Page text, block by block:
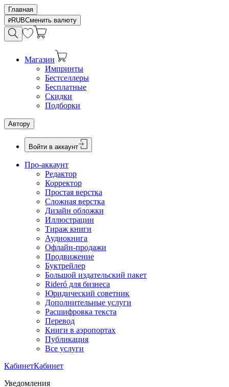
Главная
RUBСменить валюту
Магазин
Импринты
Бестселлеры
Бесплатные
Скидки
Подборки
Автору
Войти в аккаунт
Про-аккаунт
Редактор
Корректор
Простая верстка
Сложная верстка
Дизайн обложки
Иллюстрации
Тираж книги
Аудиокнига
Офлайн-продажи
Продвижение
Буктрейлер
Большой издательский пакет
Rideró для бизнеса
Юридический советник
Дополнительные услуги
Расшифровка текста
Перевод
Книги в аэропортах
Публикация
Все услуги
КабинетКабинет
Уведомления